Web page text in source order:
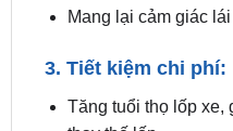
3. Tiết kiệm chi phí:
thay thế lốp.
Giảm tiêu hao nhiên